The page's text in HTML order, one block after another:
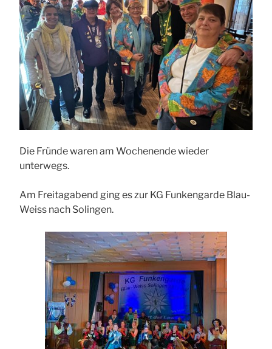
Die Fründe waren am Wochenende wieder
unterwegs.
Am Freitagabend ging es zur KG Funkengarde Blau-
Weiss nach Solingen.